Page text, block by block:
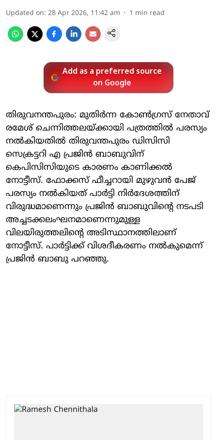
Updated on: 28 Apr 2026, 11:42 am 1 min read
Add as a preferred source
on Google
തിരുവനന്തപുരം: മുതിര്‍ന്ന കോണ്‍ഗ്രസ് നേതാവ്
രമേശ് ചെന്നിത്തലയ്ക്കായി പത്രത്തില്‍ പരസ്യം
നല്‍കിയതില്‍ തിരുവന്തപുരം ഡിസിസി
സെക്രട്ടറി എ പ്രജിന്‍ ബാബുവിന്
കെപിസിസിയുടെ കാരണം കാണിക്കല്‍
നോട്ടീസ്. ഫോക്കസ് ഫീച്ചറായി മുഴുവന്‍ പേജ്
പരസ്യം നല്‍കിയത് പാര്‍ട്ടി നിര്‍ദേശത്തിന്
വിരുദ്ധമാണെന്നും പ്രജിന്‍ ബാബുവിന്റെ നടപടി
അച്ചടക്കലംഘനമാണെന്നുമുള്ള
വിലയിരുത്തലിന്റെ അടിസ്ഥാനത്തിലാണ്
നോട്ടീസ്. പാര്‍ട്ടിക്ക് വിശദീകരണം നല്‍കുമെന്ന്
പ്രജിന്‍ ബാബു പറഞ്ഞു.